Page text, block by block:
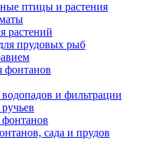
птицы и растения
растений
прудовых рыб
фонтанов
и фильтрации
сада и прудов